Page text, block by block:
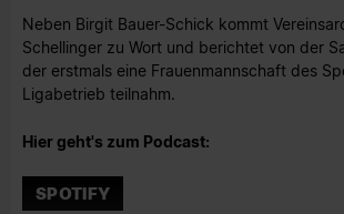
Neben Birgit Bauer-Schick kommt
Schellinger zu Wort und berichtet von der
der erstmals eine Frauenmannschaft des
Ligabetrieb teilnahm.
Hier geht's zum Podcast:
SPOTIFY